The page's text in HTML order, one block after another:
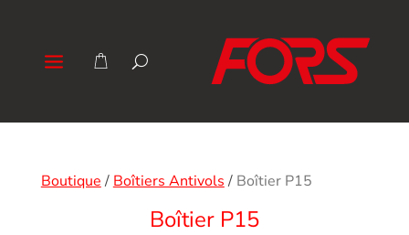
Boutique/ Boîtiers Antivols/ Boîtier P15
Boîtier P15